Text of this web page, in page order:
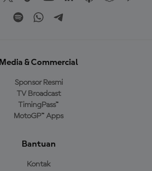
Media & Commercial
Sponsor Resmi
TV Broadcast
TimingPass™
MotoGP™ Apps
Bantuan
Kontak